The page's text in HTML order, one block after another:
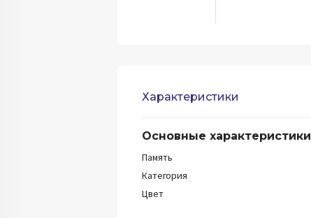
Характеристики
Основные характеристики
Память
Категория
Цвет